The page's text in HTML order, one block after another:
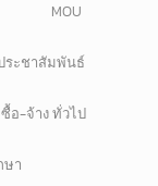
MOU
ระชาสัมพันธ์
ซื้อ-จ้าง ทั่วไป
ษา